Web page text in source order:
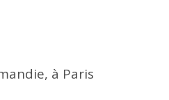
à Paris